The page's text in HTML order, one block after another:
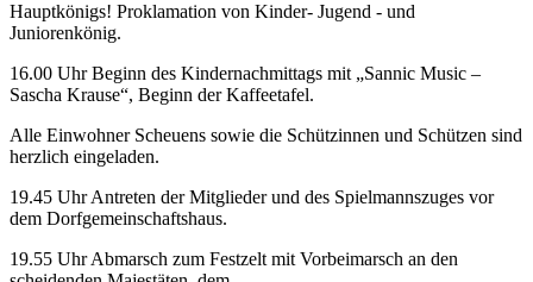
Hauptkönigs! Proklamation von Kinder- Jugend - und
Juniorenkönig.
16.00 Uhr Beginn des Kindernachmittags mit „Sannic Music –
Sascha Krause“, Beginn der Kaffeetafel.
Alle Einwohner Scheuens sowie die Schützinnen und Schützen sind
herzlich eingeladen.
19.45 Uhr Antreten der Mitglieder und des Spielmannszuges vor
dem Dorfgemeinschaftshaus.
19.55 Uhr Abmarsch zum Festzelt mit Vorbeimarsch an den